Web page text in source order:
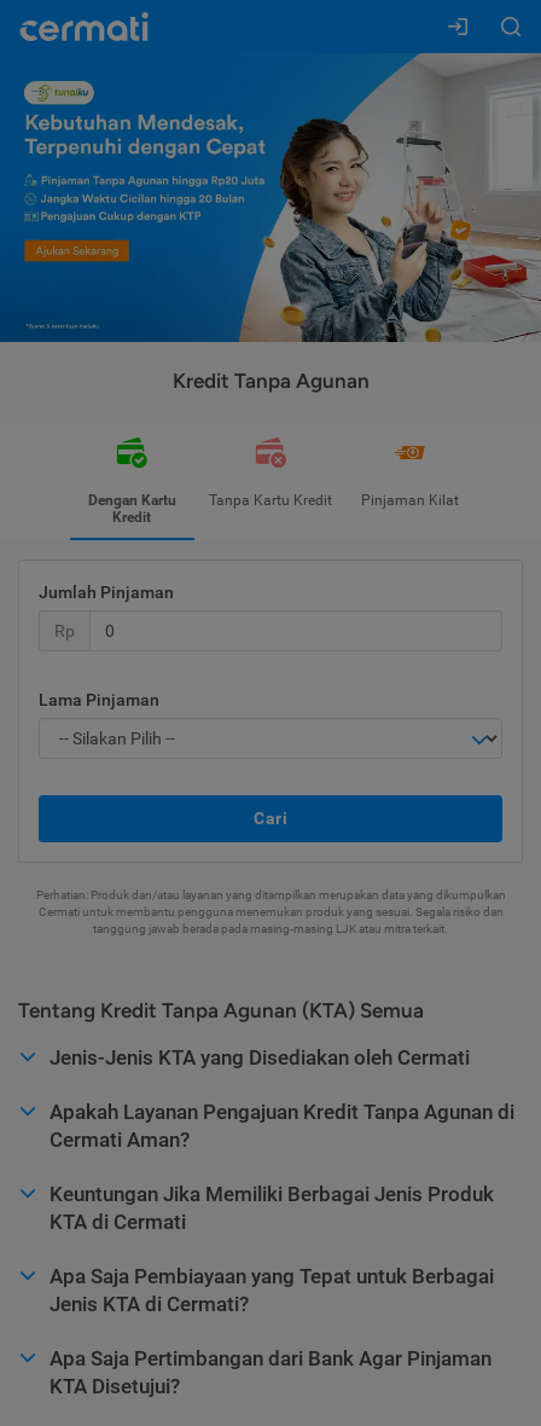
Kredit Tanpa Agunan
Dengan Kartu
Kredit
Tanpa Kartu Kredit Pinjaman Kilat
Jumlah Pinjaman
Rp
Lama Pinjaman
Cari
Perhatian: Produk dan/atau layanan yang ditampilkan merupakan data yang dikumpulkan
Cermati untuk membantu pengguna menemukan produk yang sesuai. Segala risiko dan
tanggung jawab berada pada masing-masing LJK atau mitra terkait.
Tentang Kredit Tanpa Agunan (KTA) Semua
Jenis-Jenis KTA yang Disediakan oleh Cermati
Apakah Layanan Pengajuan Kredit Tanpa Agunan di
Cermati Aman?
Keuntungan Jika Memiliki Berbagai Jenis Produk
KTA di Cermati
Apa Saja Pembiayaan yang Tepat untuk Berbagai
Jenis KTA di Cermati?
Apa Saja Pertimbangan dari Bank Agar Pinjaman
KTA Disetujui?